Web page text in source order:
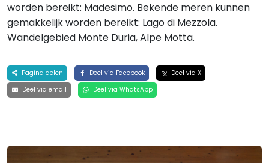
worden bereikt: Madesimo. Bekende meren kunnen
gemakkelijk worden bereikt: Lago di Mezzola.
Wandelgebied Monte Duria, Alpe Motta.
Pagina delen Deel via Facebook
Deel via X
Deel via email
Deel via WhatsApp